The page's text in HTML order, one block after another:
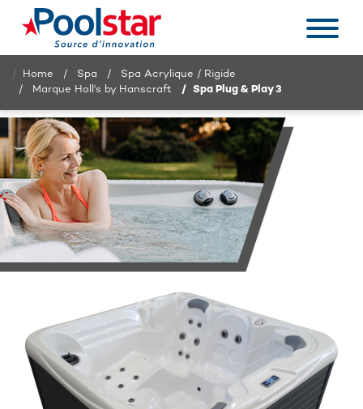
Home Spa
Spa Acrylique / Rigide
Marque Holl's by Hanscraft
Spa Plug & Play 3